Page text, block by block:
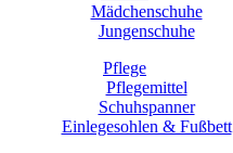
Mädchenschuhe
Jungenschuhe
Pflege
Pflegemittel
Schuhspanner
Einlegesohlen & Fußbett